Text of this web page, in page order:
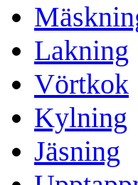
Lakning
Vörtkok
Kylning
Jäsning